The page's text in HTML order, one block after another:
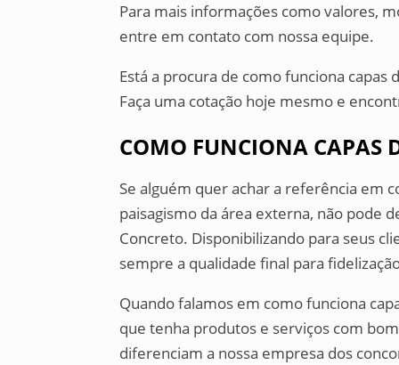
Para mais informações como valores,
entre em contato com nossa equipe.
Está a procura de como funciona
Faça uma cotação hoje mesmo e
COMO FUNCIONA CAPAS
Se alguém quer achar a referência em
paisagismo da área externa, não pode
Concreto. Disponibilizando para seus
sempre a qualidade final para
Quando falamos em como funciona
que tenha produtos e serviços com
diferenciam a nossa empresa dos